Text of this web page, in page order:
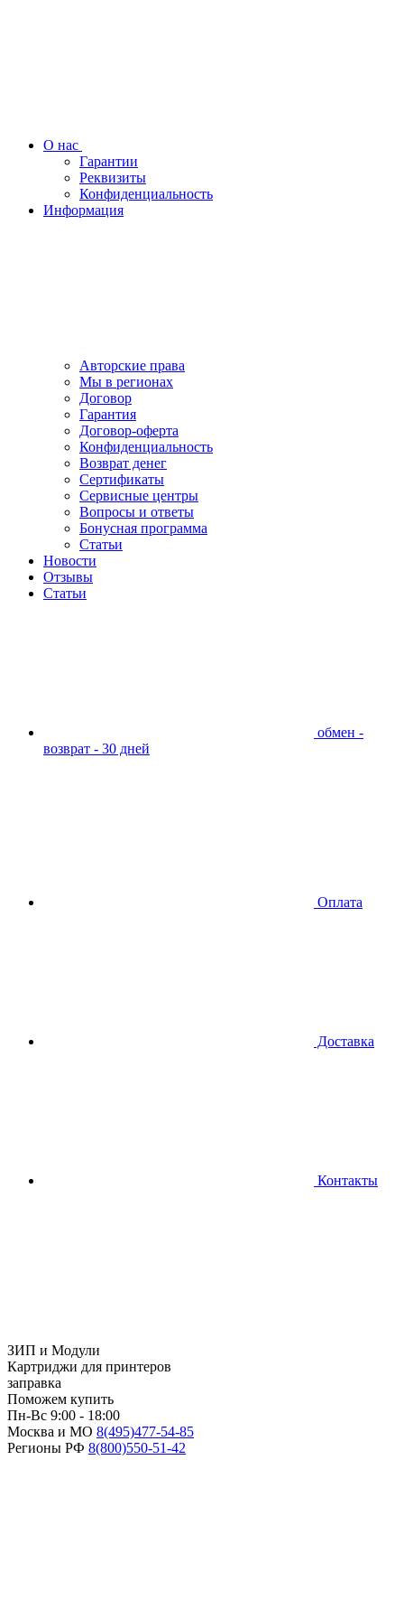
О нас
Гарантии
Реквизиты
Конфиденциальность
Информация
Авторские права
Мы в регионах
Договор
Гарантия
Договор-оферта
Конфиденциальность
Возврат денег
Сертификаты
Сервисные центры
Вопросы и ответы
Бонусная программа
Статьи
Новости
Отзывы
Статьи
обмен -
возврат - 30 дней
Оплата
Доставка
Контакты
ЗИП и Модули
Картриджи для принтеров
заправка
Поможем купить
Пн-Вс 9:00 - 18:00
Москва и МО 8(495)477-54-85
Регионы РФ 8(800)550-51-42